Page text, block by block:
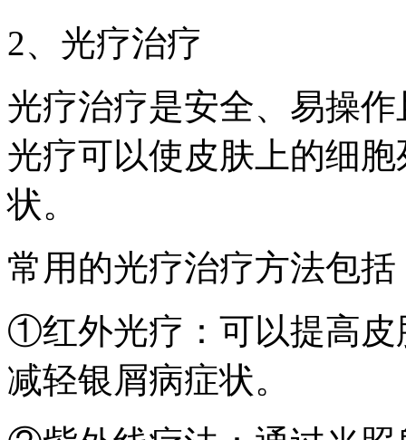
2、光疗治疗
光疗治疗是安全、易操
光疗可以使皮肤上的细
状。
常用的光疗治疗方法包括
①红外光疗：可以提高皮
减轻银屑病症状。